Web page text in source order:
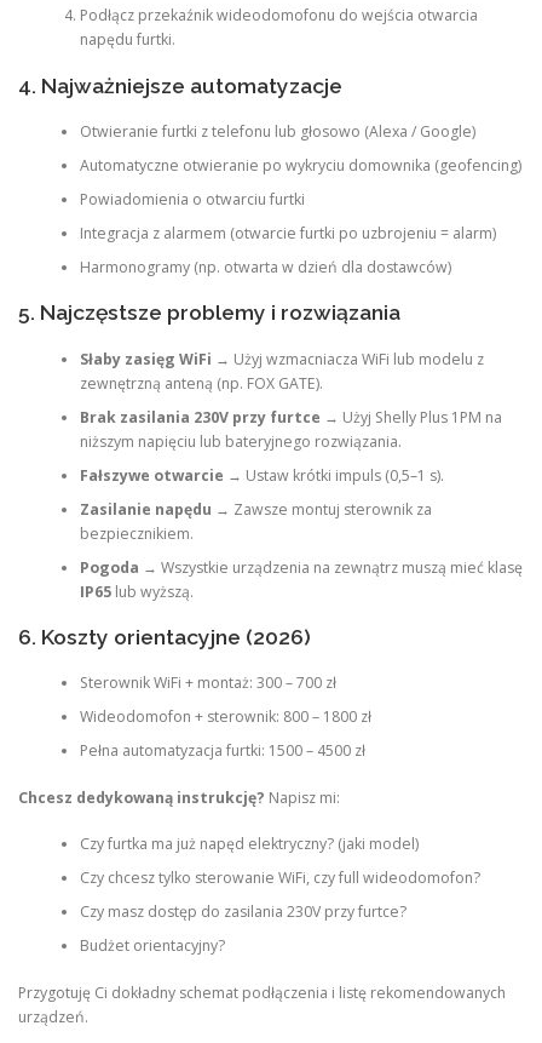
Podłącz przekaźnik wideodomofonu do wejścia otwarcia
napędu furtki.
4. Najważniejsze automatyzacje
Otwieranie furtki z telefonu lub głosowo (Alexa / Google)
Automatyczne otwieranie po wykryciu domownika (geofencing)
Powiadomienia o otwarciu furtki
Integracja z alarmem (otwarcie furtki po uzbrojeniu = alarm)
Harmonogramy (np. otwarta w dzień dla dostawców)
5. Najczęstsze problemy i rozwiązania
Słaby zasięg WiFi → Użyj wzmacniacza WiFi lub modelu z
zewnętrzną anteną (np. FOX GATE).
Brak zasilania 230V przy furtce → Użyj Shelly Plus 1PM na
niższym napięciu lub bateryjnego rozwiązania.
Fałszywe otwarcie → Ustaw krótki impuls (0,5–1 s).
Zasilanie napędu → Zawsze montuj sterownik za
bezpiecznikiem.
Pogoda → Wszystkie urządzenia na zewnątrz muszą mieć klasę
IP65lub wyższą.
6. Koszty orientacyjne (2026)
Sterownik WiFi + montaż: 300 – 700 zł
Wideodomofon + sterownik: 800 – 1800 zł
Pełna automatyzacja furtki: 1500 – 4500 zł
Chcesz dedykowaną instrukcję? Napisz mi:
Czy furtka ma już napęd elektryczny? (jaki model)
Czy chcesz tylko sterowanie WiFi, czy full wideodomofon?
Czy masz dostęp do zasilania 230V przy furtce?
Budżet orientacyjny?
Przygotuję Ci dokładny schemat podłączenia i listę rekomendowanych
urządzeń.